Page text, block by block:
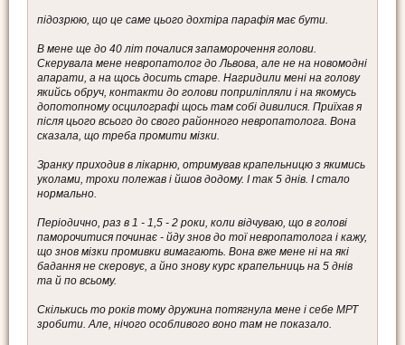
підозрюю, що це саме цього дохтіра парафія має бути.
В мене ще до 40 літ почалися запаморочення голови.
Скерувала мене невропатолог до Львова, але не на новомодні
апарати, а на щось досить старе. Нагридили мені на голову
якийсь обруч, контакти до голови поприліпляли і на якомусь
допотопному осцилографі щось там собі дивилися. Приїхав я
після цього всього до свого районного невропатолога. Вона
сказала, що треба промити мізки.
Зранку приходив в лікарню, отримував крапельницю з якимись
уколами, трохи полежав і йшов додому. І так 5 днів. І стало
нормально.
Періодично, раз в 1 - 1,5 - 2 роки, коли відчуваю, що в голові
паморочитися починає - йду знов до тої невропатолога і кажу,
що знов мізки промивки вимагають. Вона вже мене ні на які
бадання не скеровує, а йно знову курс крапельниць на 5 днів
та й по всьому.
Скількись то років тому дружина потягнула мене і себе МРТ
зробити. Але, нічого особливого воно там не показало.